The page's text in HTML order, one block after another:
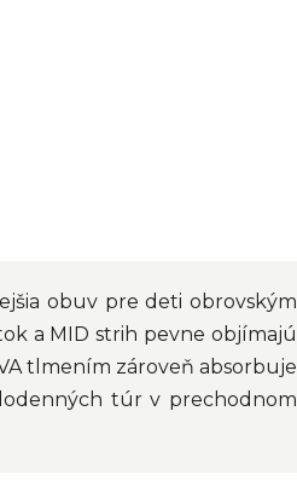
obuv pre deti obrovským
a MID strih pevne objímajú
tlmením zároveň absorbuje
túr v prechodnom